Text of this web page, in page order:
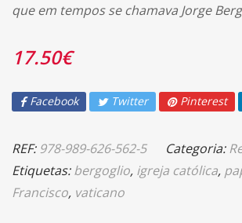
que em tempos se chamava Jorge
17.50€
Facebook Twitter Pinterest
REF:978-989-626-562-5 Categoria:
Etiquetas:bergoglio, igreja católica,
Francisco, vaticano